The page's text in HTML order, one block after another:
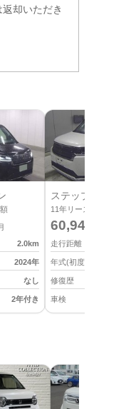
却いただき
2.0km
2024年
なし
2年付き
ステップワゴン
11年リース月額定額
60,940
走行距離
年式(初度登録)
修復歴
車検